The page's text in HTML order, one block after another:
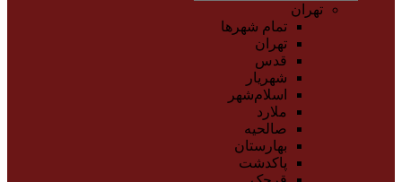
تهران
تمام شهر‌ها
تهران
قدس
شهریار
اسلام‌شهر
ملارد
صالحیه
بهارستان
پاکدشت